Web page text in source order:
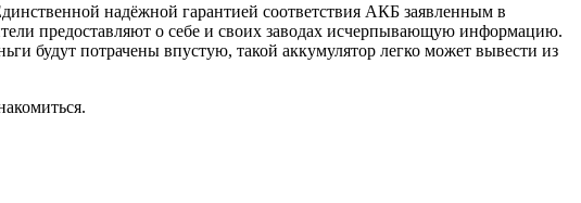
надёжной гарантией соответствия АКБ заявленным в
предоставляют о себе и своих заводах исчерпывающую информацию.
будут потрачены впустую, такой аккумулятор легко может вывести из